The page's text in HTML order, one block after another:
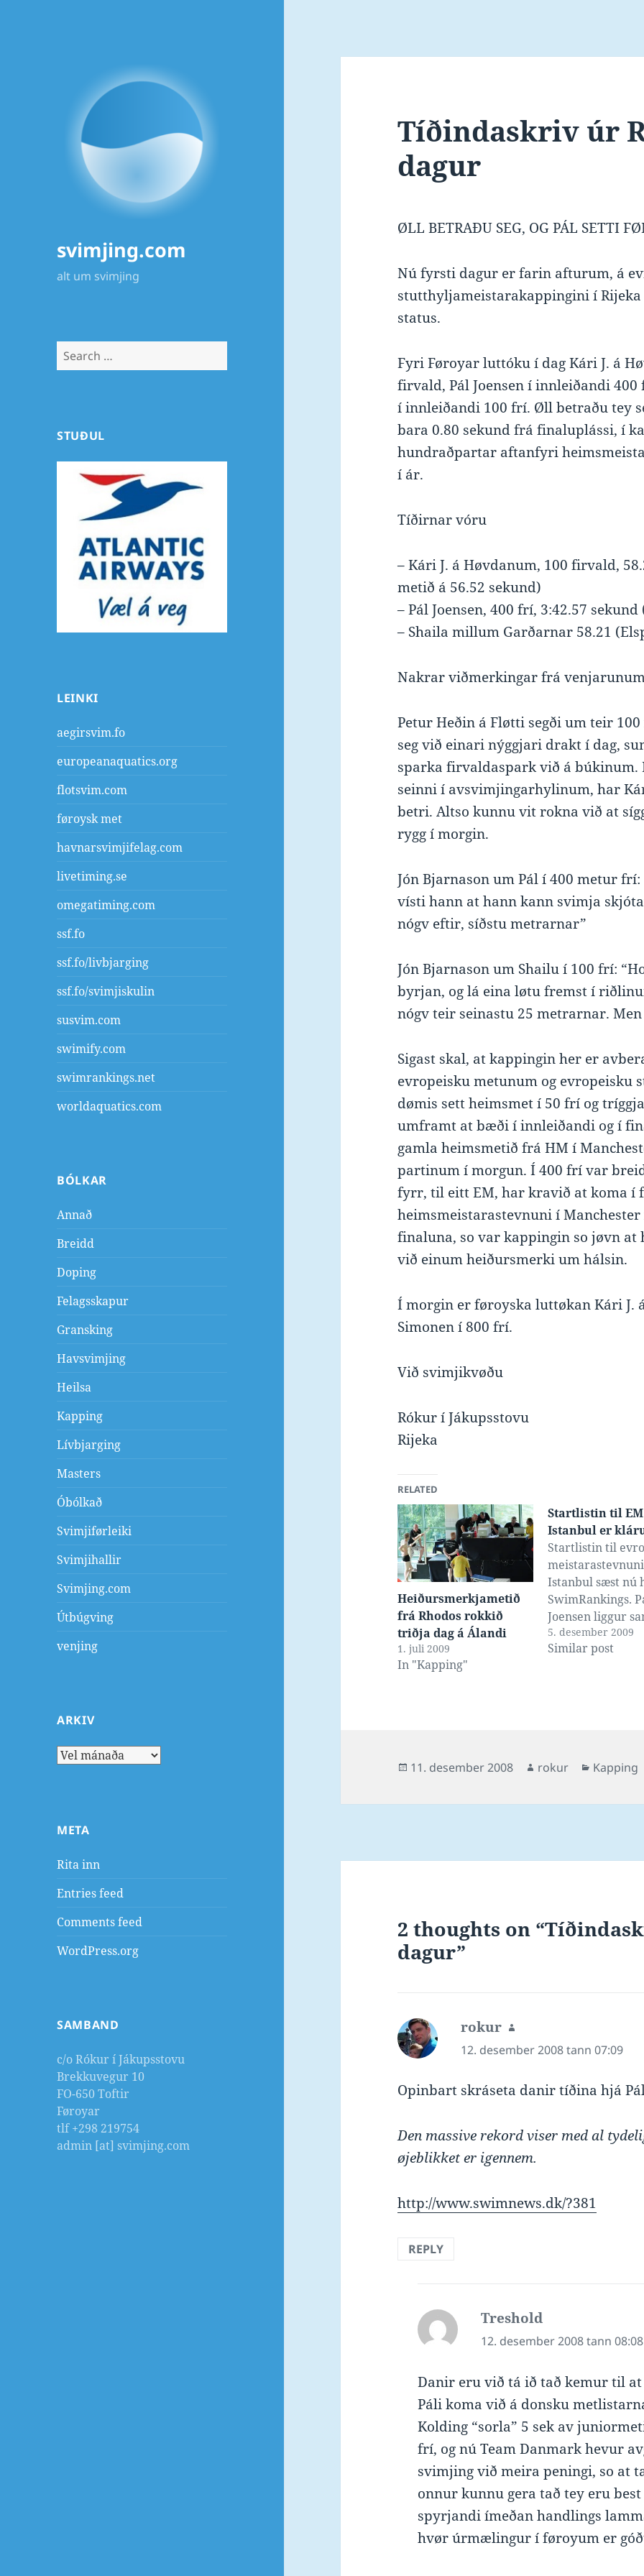
svimjing.com
alt um svimjing
Search
for:
STUÐUL
LEINKI
aegirsvim.fo
europeanaquatics.org
flotsvim.com
føroysk met
havnarsvimjifelag.com
livetiming.se
omegatiming.com
ssf.fo
ssf.fo/livbjarging
ssf.fo/svimjiskulin
susvim.com
swimify.com
swimrankings.net
worldaquatics.com
BÓLKAR
Annað
Breidd
Doping
Felagsskapur
Gransking
Havsvimjing
Heilsa
Kapping
Lívbjarging
Masters
Óbólkað
Svimjiførleiki
Svimjihallir
Svimjing.com
Útbúgving
venjing
ARKIV
Arkiv
META
Rita inn
Entries feed
Comments feed
WordPress.org
SAMBAND
c/o Rókur í Jákupsstovu
Brekkuvegur 10
FO-650 Toftir
Føroyar
tlf +298 219754
admin [at] svimjing.com
Tíðindaskriv úr
dagur
ØLL BETRAÐU SEG, OG PÁL SETTI
Nú fyrsti dagur er farin afturum, á
stutthyljameistarakappingini í
status.
Fyri Føroyar luttóku í dag Kári J. á
firvald, Pál Joensen í innleiðandi
í innleiðandi 100 frí. Øll betraðu tey
bara 0.80 sekund frá finaluplássi, í
hundraðpartar aftanfyri
í ár.
Tíðirnar vóru
– Kári J. á Høvdanum, 100 firvald,
metið á 56.52 sekund)
– Pál Joensen, 400 frí, 3:42.57
– Shaila millum Garðarnar 58.21
Nakrar viðmerkingar frá
Petur Heðin á Fløtti segði um teir
seg við einari nýggjari drakt í dag,
sparka firvaldaspark við á
seinni í avsvimjingarhylinum, har
betri. Altso kunnu vit rokna við at
rygg í morgin.
Jón Bjarnason um Pál í 400 metur
vísti hann at hann kann svimja
nógv eftir, síðstu metrarnar”
Jón Bjarnason um Shailu í 100 frí:
byrjan, og lá eina løtu fremst í
nógv teir seinastu 25 metrarnar.
Sigast skal, at kappingin her er
evropeisku metunum og evropeisku
dømis sett heimsmet í 50 frí og
umframt at bæði í innleiðandi og í
gamla heimsmetið frá HM í
partinum í morgun. Í 400 frí var
fyrr, til eitt EM, har kravið at koma í
heimsmeistarastevnuni í
finaluna, so var kappingin so jøvn
við einum heiðursmerki um hálsin.
Í morgin er føroyska luttøkan Kári J.
Simonen í 800 frí.
Við svimjikvøðu
Rókur í Jákupsstovu
Rijeka
RELATED
Heiðursmerkjametið
frá Rhodos rokkið
triðja dag á Álandi
1. juli 2009
In "Kapping"
Startlistin til
Istanbul er
Startlistin til
Istanbul sæst nú
SwimRankings.
Joensen liggur
beint uttanfyri at
tíðir, nú hann
5. desember 2009
Similar post
Posted
11. desember 2008 Author
rokur Kapping
2 thoughts on
dagur”
rokur says:
12. desember 2008 tann 07:09
Opinbart skráseta danir tíðina hjá
Den massive rekord viser med al
øjeblikket er igennem.
http://www.swimnews.dk/?381
REPLY
Treshold
12. desember 2008 tann 08:08
Danir eru við tá ið tað kemur til
Páli koma við á donsku
Kolding “sorla” 5 sek av
frí, og nú Team Danmark hevur
svimjing við meira peningi, so at
onnur kunnu gera tað tey eru
spyrjandi ímeðan handlings
hvør úrmælingur í føroyum er